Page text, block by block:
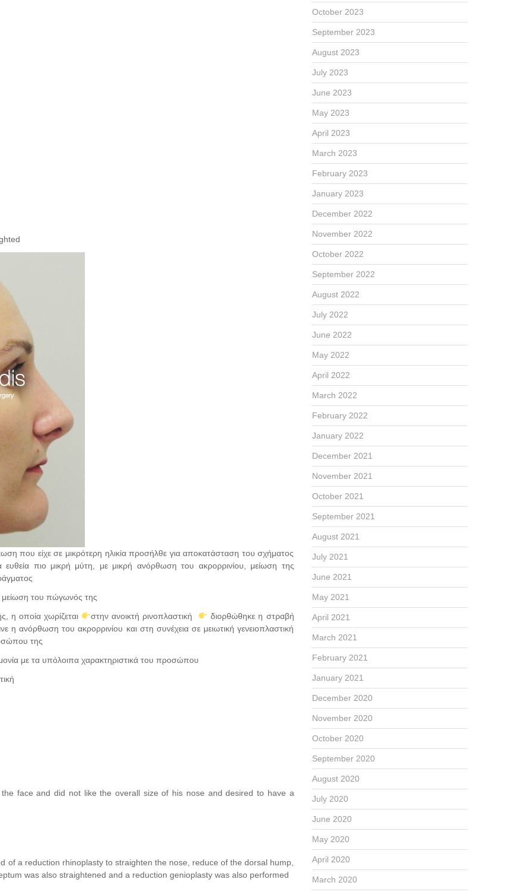
που είχε σε μικρότερη ηλικία προσήλθε για αποκατάσταση του σχήματος
ευθεία πιο μικρή μύτη, με μικρή ανόρθωση του ακρορρινίου, μείωση της
μείωση του πώγωνός της
η οποία χωρίζεται
στην ανοικτή ρινοπλαστική
διορθώθηκε η στραβή
η ανόρθωση του ακρορρινίου και στη συνέχεια σε μειωτική γενειοπλαστική
της
με τα υπόλοιπα χαρακτηριστικά του προσώπου
face and did not like the overall size of his nose and desired to have a
of a reduction rhinoplasty to straighten the nose, reduce of the dorsal hump,
was also straightened and a reduction genioplasty was also performed
October 2023
September 2023
August 2023
July 2023
June 2023
May 2023
April 2023
March 2023
February 2023
January 2023
December 2022
November 2022
October 2022
September 2022
August 2022
July 2022
June 2022
May 2022
April 2022
March 2022
February 2022
January 2022
December 2021
November 2021
October 2021
September 2021
August 2021
July 2021
June 2021
May 2021
April 2021
March 2021
February 2021
January 2021
December 2020
November 2020
October 2020
September 2020
August 2020
July 2020
June 2020
May 2020
April 2020
March 2020